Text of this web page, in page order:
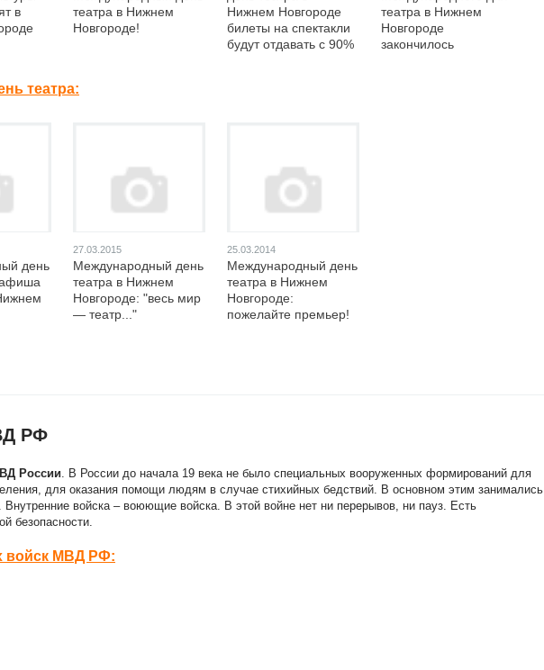
в
театра в Нижнем
Новгороде!
Нижнем Новгороде
билеты на спектакли
будут отдавать с 90%
театра в Нижнем
Новгороде
закончилось
театра:
день
афиша
27.03.2015
Международный день
театра в Нижнем
Новгороде: "весь мир
— театр..."
25.03.2014
Международный день
театра в Нижнем
Новгороде:
пожелайте премьер!
РФ
России. В России до начала 19 века не было специальных вооруженных формирований для
для оказания помощи людям в случае стихийных бедствий. В основном этим занимались
войска – воюющие войска. В этой войне нет ни перерывов, ни пауз. Есть
безопасности.
войск МВД РФ: